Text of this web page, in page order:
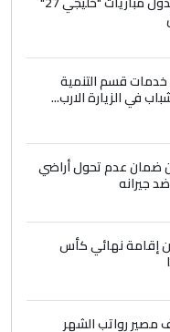
خدمات قسم التنمية
في الزيارة الارب...
ضمان عدم تحول أراضي
جيرانه
إقامة نهائي كأس
رواتب الشهر